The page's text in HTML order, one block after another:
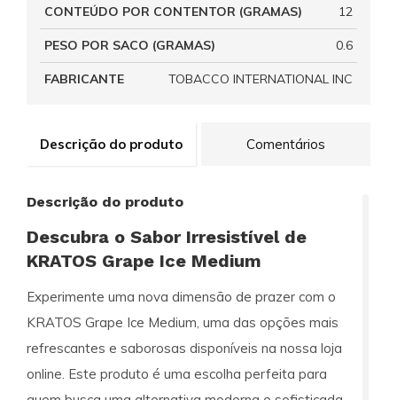
Descrição do produto Comentários
Descrição do produto
Descubra o Sabor Irresistível de
KRATOS Grape Ice Medium
Experimente uma nova dimensão de prazer com o
KRATOS Grape Ice Medium, uma das opções mais
refrescantes e saborosas disponíveis na nossa loja
online. Este produto é uma escolha perfeita para
CONTEÚDO POR CONTENTOR (GRAMAS) 12
PESO POR SACO (GRAMAS) 0.6
FABRICANTE TOBACCO INTERNATIONAL INC